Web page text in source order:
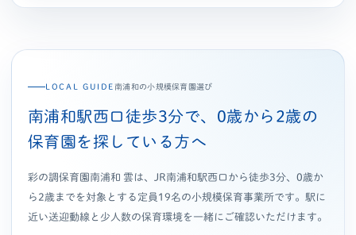
LOCAL GUIDE 南浦和の小規模保育園選び
南浦和駅西口徒歩3分で、0歳から2歳の
保育園を探している方へ
彩の調保育園南浦和 雲は、JR南浦和駅西口から徒歩3分、0歳か
ら2歳までを対象とする定員19名の小規模保育事業所です。駅に
近い送迎動線と少人数の保育環境を一緒にご確認いただけます。